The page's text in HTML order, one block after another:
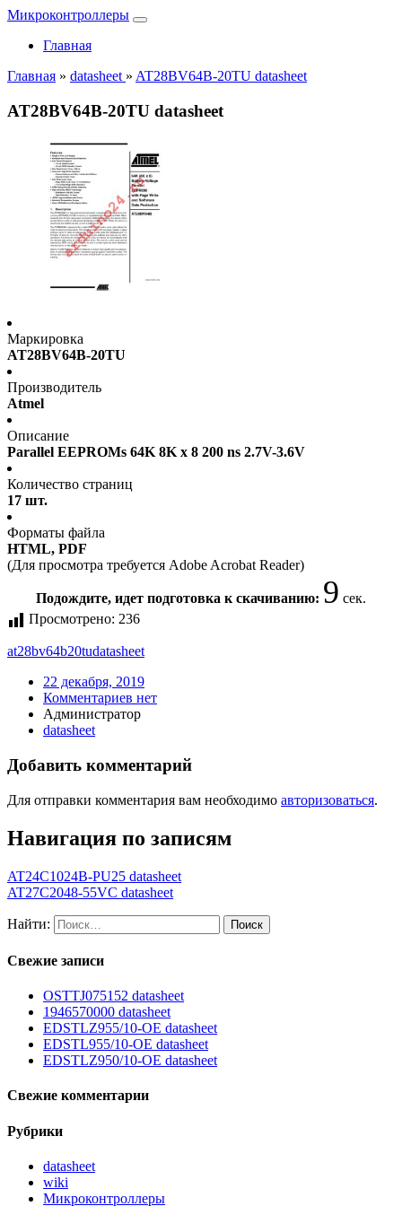
Микроконтроллеры
Главная
Главная » datasheet » AT28BV64B-20TU datasheet
AT28BV64B-20TU datasheet
Маркировка
AT28BV64B-20TU
Производитель
Atmel
Описание
Parallel EEPROMs 64K 8K x 8 200 ns 2.7V-3.6V
Количество страниц
17 шт.
Форматы файла
HTML, PDF
(Для просмотра требуется Adobe Acrobat Reader)
Подождите, идет подготовка к скачиванию: 9 сек.
Просмотрено: 236
at28bv64b20tudatasheet
22 декабря, 2019
Комментариев нет
Администратор
datasheet
Добавить комментарий
Для отправки комментария вам необходимо авторизоваться.
Навигация по записям
AT24C1024B-PU25 datasheet
AT27C2048-55VC datasheet
Найти:
Свежие записи
OSTTJ075152 datasheet
1946570000 datasheet
EDSTLZ955/10-OE datasheet
EDSTL955/10-OE datasheet
EDSTLZ950/10-OE datasheet
Свежие комментарии
Рубрики
datasheet
wiki
Микроконтроллеры